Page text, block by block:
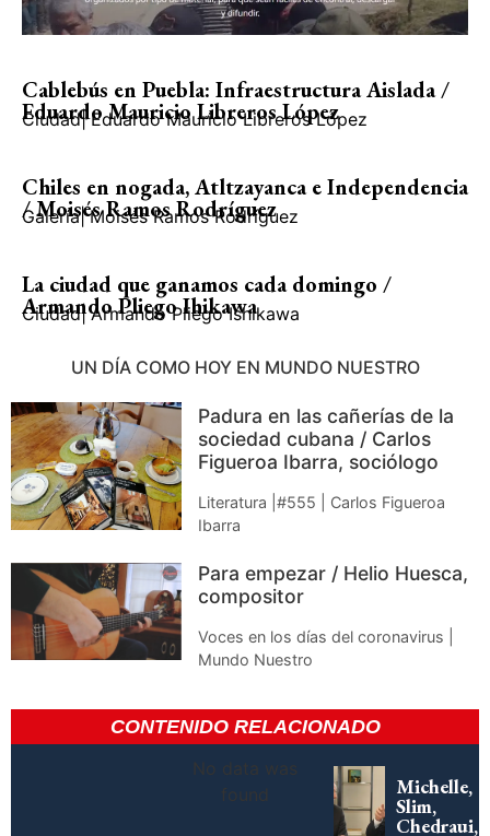
Cablebús en Puebla: Infraestructura Aislada /
Eduardo Mauricio Libreros López
Ciudad| Eduardo Mauricio Libreros López
Chiles en nogada, Atltzayanca e Independencia
/ Moisés Ramos Rodríguez
Galería| Moisés Ramos Rodríguez
La ciudad que ganamos cada domingo /
Armando Pliego Ihikawa
Ciudad| Armando Pliego Ishikawa
UN DÍA COMO HOY EN MUNDO NUESTRO
Padura en las cañerías de la
sociedad cubana / Carlos
Figueroa Ibarra, sociólogo
Literatura |#555 | Carlos Figueroa
Ibarra
Para empezar / Helio Huesca,
compositor
Voces en los días del coronavirus |
Mundo Nuestro
CONTENIDO RELACIONADO
No data was
found
Michelle,
Slim,
Chedraui,